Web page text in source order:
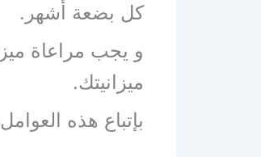
كل بضعة أشهر.
و يجب مراعاة
ميزانيتك.
بإتباع هذه